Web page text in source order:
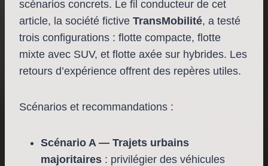
scénarios concrets. Le fil conducteur de cet
article, la société fictive TransMobilité, a testé
trois configurations : flotte compacte, flotte
mixte avec SUV, et flotte axée sur hybrides. Les
retours d’expérience offrent des repères utiles.
Scénarios et recommandations :
Scénario A — Trajets urbains
majoritaires : privilégier des véhicules